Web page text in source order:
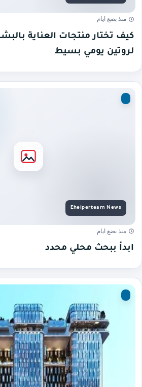
منذ بضع ايام
كيف تختار منتجات العناية
لروتين يومي بسيط
منذ بضع ايام
ابدأ ببحث محلي محدد